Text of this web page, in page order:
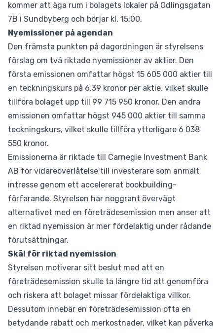
kommer att äga rum i bolagets lokaler på Odlingsgatan
7B i Sundbyberg och börjar kl. 15:00.
Nyemissioner på agendan
Den främsta punkten på dagordningen är styrelsens
förslag om två riktade nyemissioner av aktier. Den
första emissionen omfattar högst 15 605 000 aktier till
en teckningskurs på 6,39 kronor per aktie, vilket skulle
tillföra bolaget upp till 99 715 950 kronor. Den andra
emissionen omfattar högst 945 000 aktier till samma
teckningskurs, vilket skulle tillföra ytterligare 6 038
550 kronor.
Emissionerna är riktade till Carnegie Investment Bank
AB för vidareöverlåtelse till investerare som anmält
intresse genom ett accelererat bookbuilding-
förfarande. Styrelsen har noggrant övervägt
alternativet med en företrädesemission men anser att
en riktad nyemission är mer fördelaktig under rådande
förutsättningar.
Skäl för riktad nyemission
Styrelsen motiverar sitt beslut med att en
företrädesemission skulle ta längre tid att genomföra
och riskera att bolaget missar fördelaktiga villkor.
Dessutom innebär en företrädesemission ofta en
betydande rabatt och merkostnader, vilket kan påverka